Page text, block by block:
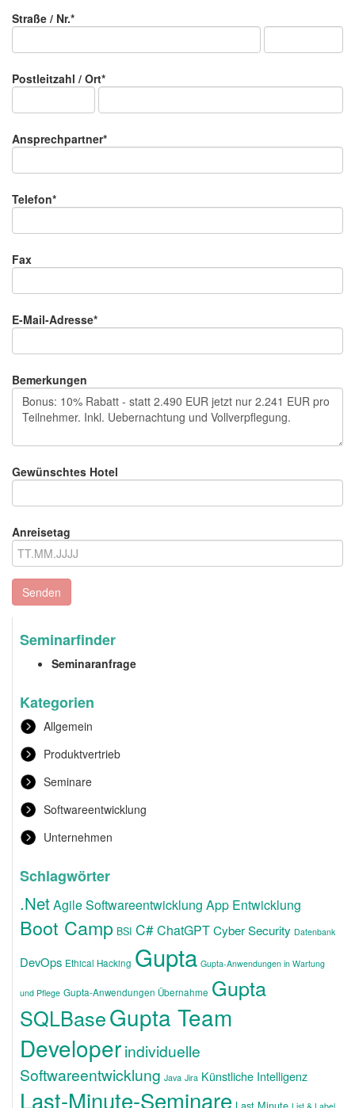
Straße / Nr.*
Postleitzahl / Ort*
Ansprechpartner*
Telefon*
Fax
E-Mail-Adresse*
Bemerkungen
Gewünschtes Hotel
Anreisetag
Senden
Seminarfinder
Seminaranfrage
Kategorien
Allgemein
Produktvertrieb
Seminare
Softwareentwicklung
Unternehmen
Schlagwörter
.NetAgile Softwareentwicklung App Entwicklung
Boot Camp BSI C#ChatGPTCyber Security Datenbank
DevOps Ethical Hacking Gupta Gupta-Anwendungen in Wartung
und Pflege Gupta-Anwendungen Übernahme Gupta
SQLBaseGupta Team
Developerindividuelle
Softwareentwicklung Java Jira Künstliche Intelligenz
Last-Minute-Seminare